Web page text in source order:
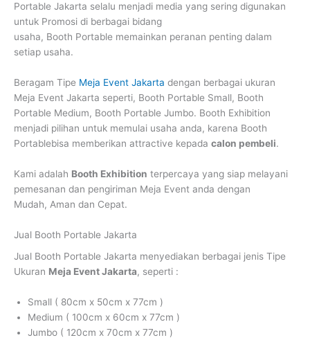
Portable Jakarta selalu menjadi media yang sering digunakan
untuk Promosi di berbagai bidang
usaha, Booth Portable memainkan peranan penting dalam
setiap usaha.
Beragam Tipe Meja Event Jakarta dengan berbagai ukuran
Meja Event Jakarta seperti, Booth Portable Small, Booth
Portable Medium, Booth Portable Jumbo. Booth Exhibition
menjadi pilihan untuk memulai usaha anda, karena Booth
Portablebisa memberikan attractive kepada calon pembeli.
Kami adalah Booth Exhibition terpercaya yang siap melayani
pemesanan dan pengiriman Meja Event anda dengan
Mudah, Aman dan Cepat.
Jual Booth Portable Jakarta
Jual Booth Portable Jakarta menyediakan berbagai jenis Tipe
Ukuran Meja Event Jakarta, seperti :
Small ( 80cm x 50cm x 77cm )
Medium ( 100cm x 60cm x 77cm )
Jumbo ( 120cm x 70cm x 77cm )